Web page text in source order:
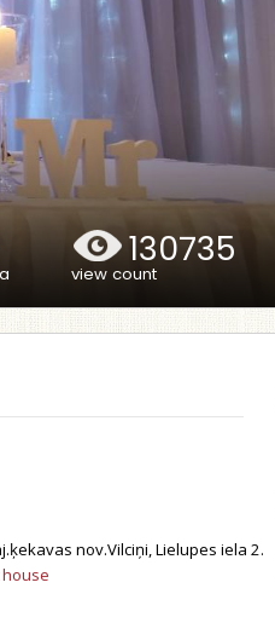
130735
view count
nov.Vilciņi, Lielupes iela 2.